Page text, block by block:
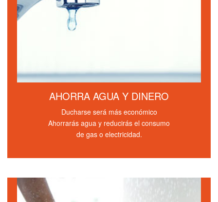
AHORRA AGUA Y DINERO
Ducharse será más económico
Ahorrarás agua y reducirás el consumo
de gas o electricidad.